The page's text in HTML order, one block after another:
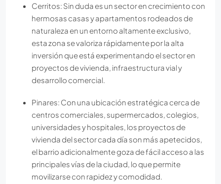
Cerritos: Sin duda es un sector en crecimiento con
hermosas casas y apartamentos rodeados de
naturaleza en un entorno altamente exclusivo,
esta zona se valoriza rápidamente por la alta
inversión que está experimentando el sector en
proyectos de vivienda, infraestructura vial y
desarrollo comercial.
Pinares: Con una ubicación estratégica cerca de
centros comerciales, supermercados, colegios,
universidades y hospitales, los proyectos de
vivienda del sector cada día son más apetecidos,
el barrio adicionalmente goza de fácil acceso a las
principales vías de la ciudad, lo que permite
movilizarse con rapidez y comodidad.